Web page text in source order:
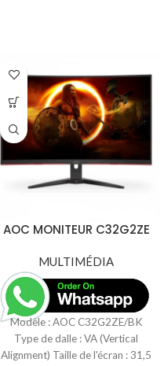
AOC MONITEUR C32G2ZE
240HZ 1MS
MULTIMÉDIA
Modèle : AOC C32G2ZE/BK
Type de dalle : VA (Vertical
Alignment) Taille de l'écran : 31,5